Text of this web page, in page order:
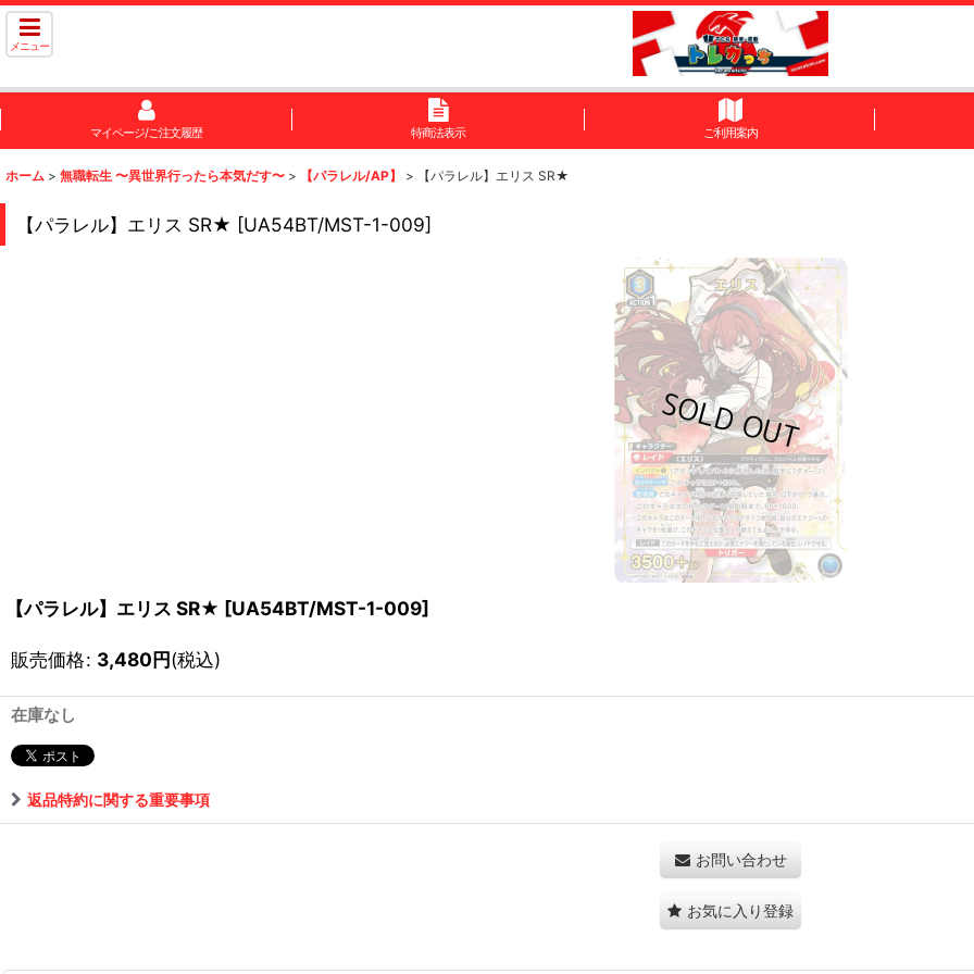
メニュー
マイページ/ご注文履歴 特商法表示 ご利用案内
ホーム > 無職転生 〜異世界行ったら本気だす〜 > 【パラレル/AP】 > 【パラレル】エリス SR★
【パラレル】エリス SR★ [UA54BT/MST-1-009]
【パラレル】エリス SR★ [UA54BT/MST-1-009]
販売価格: 3,480円(税込)
在庫なし
返品特約に関する重要事項
お問い合わせ
お気に入り登録